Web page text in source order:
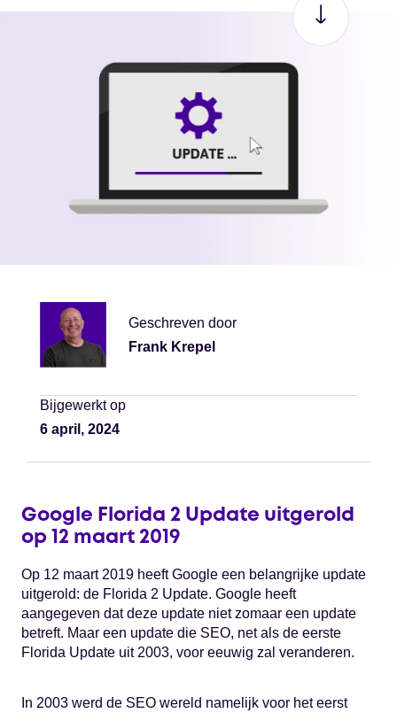
Geschreven door
Frank Krepel
Bijgewerkt op
6 april, 2024
Google Florida 2 Update uitgerold
op 12 maart 2019
Op 12 maart 2019 heeft Google een belangrijke update
uitgerold: de Florida 2 Update. Google heeft
aangegeven dat deze update niet zomaar een update
betreft. Maar een update die SEO, net als de eerste
Florida Update uit 2003, voor eeuwig zal veranderen.
In 2003 werd de SEO wereld namelijk voor het eerst